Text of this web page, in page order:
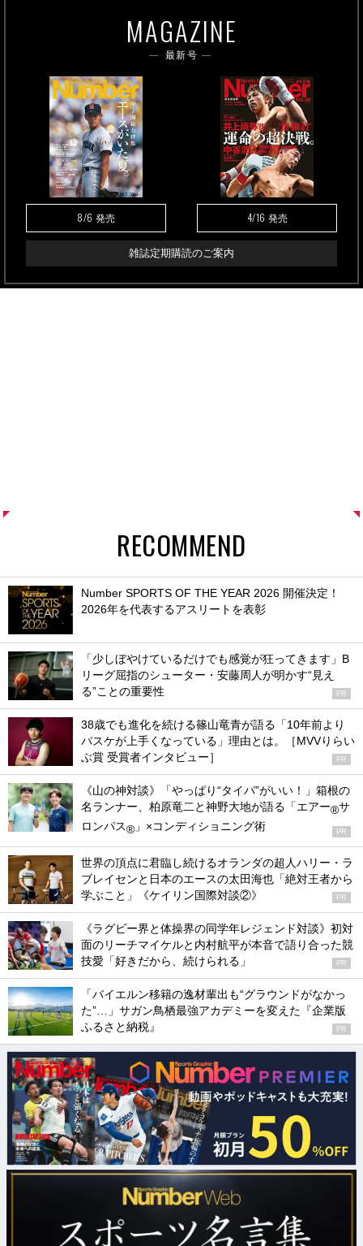
MAGAZINE
最新号
8/6 発売 4/16 発売
雑誌定期購読のご案内
RECOMMEND
Number SPORTS OF THE YEAR 2026 開催決定！
2026年を代表するアスリートを表彰
「少しぼやけているだけでも感覚が狂ってきます」B
リーグ屈指のシューター・安藤周人が明かす“見え
る”ことの重要性
PR
38歳でも進化を続ける篠山竜青が語る「10年前より
バスケが上手くなっている」理由とは。［MVVりらい
ぶ賞 受賞者インタビュー］
PR
《山の神対談》「やっぱり“タイパ”がいい！」箱根の
名ランナー、柏原竜二と神野大地が語る「エアー®サ
ロンパス® 」×コンディショニング術 PR
世界の頂点に君臨し続けるオランダの超人ハリー・ラ
ブレイセンと日本のエースの太田海也「絶対王者から
学ぶこと」《ケイリン国際対談②》
PR
《ラグビー界と体操界の同学年レジェンド対談》初対
面のリーチマイケルと内村航平が本音で語り合った競
技愛「好きだから、続けられる」
PR
「バイエルン移籍の逸材輩出も“グラウンドがなかっ
た”…」サガン鳥栖最強アカデミーを変えた『企業版
ふるさと納税』
PR